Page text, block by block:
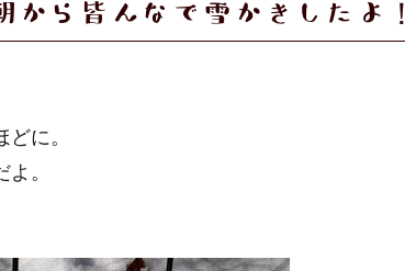
から皆んなで雪かきしたよ！
に。
。